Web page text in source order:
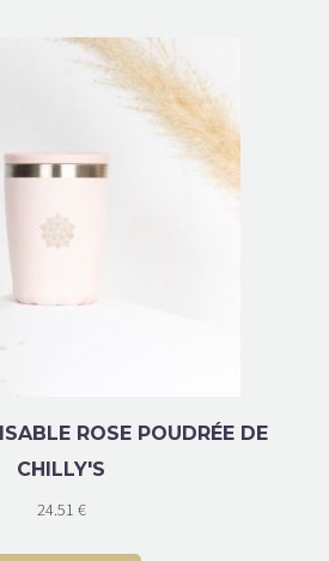
ROSE POUDRÉE DE
CHILLY'S
24.51 €